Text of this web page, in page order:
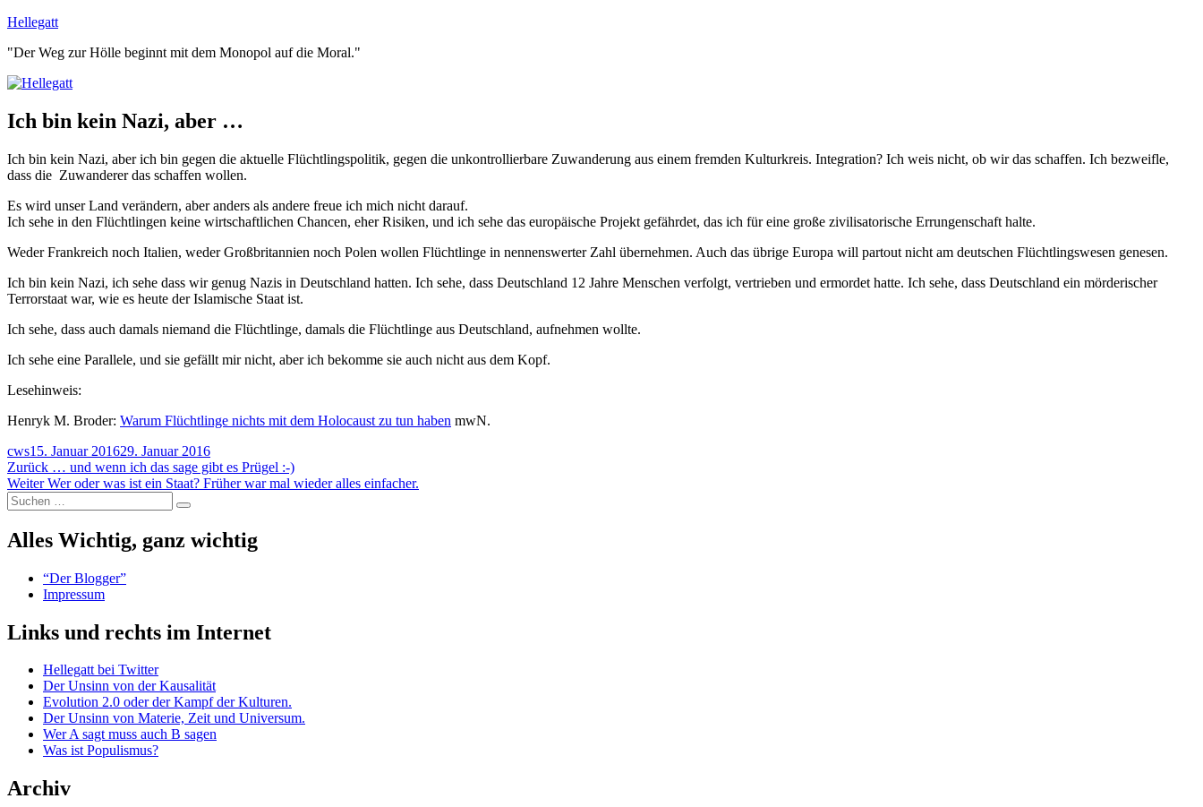
Zum
springen
Hellegatt
"Der Weg zur Hölle beginnt mit dem Monopol auf die Moral."
Ich bin kein Nazi, aber …
Ich bin kein Nazi, aber ich bin gegen die aktuelle Flüchtlingspolitik, gegen die unkontrollierbare Zuwanderung aus einem fremden Kulturkreis. Integration? Ich weis nicht, ob wir das schaffen. Ich bezweifle,
dass die Zuwanderer das schaffen wollen.
Es wird unser Land verändern, aber anders als andere freue ich mich nicht darauf.
Ich sehe in den Flüchtlingen keine wirtschaftlichen Chancen, eher Risiken, und ich sehe das europäische Projekt gefährdet, das ich für eine große zivilisatorische Errungenschaft halte.
Weder Frankreich noch Italien, weder Großbritannien noch Polen wollen Flüchtlinge in nennenswerter Zahl übernehmen. Auch das übrige Europa will partout nicht am deutschen Flüchtlingswesen genesen.
Ich bin kein Nazi, ich sehe dass wir genug Nazis in Deutschland hatten. Ich sehe, dass Deutschland 12 Jahre Menschen verfolgt, vertrieben und ermordet hatte. Ich sehe, dass Deutschland ein mörderischer
Terrorstaat war, wie es heute der Islamische Staat ist.
Ich sehe, dass auch damals niemand die Flüchtlinge, damals die Flüchtlinge aus Deutschland, aufnehmen wollte.
Ich sehe eine Parallele, und sie gefällt mir nicht, aber ich bekomme sie auch nicht aus dem Kopf.
Lesehinweis:
Henryk M. Broder: Warum Flüchtlinge nichts mit dem Holocaust zu tun haben mwN.
Autor
cwsVeröffentlicht
am
15. Januar 201629. Januar 2016
Beitragsnavigation
Zurück
Vorheriger
Beitrag:
… und wenn ich das sage gibt es Prügel :-)
Weiter Nächster
Beitrag:
Wer oder was ist ein Staat? Früher war mal wieder alles einfacher.
Suchen
nach:
Suchen
Alles Wichtig, ganz wichtig
“Der Blogger”
Impressum
Links und rechts im Internet
Hellegatt bei Twitter
Der Unsinn von der Kausalität
Evolution 2.0 oder der Kampf der Kulturen.
Der Unsinn von Materie, Zeit und Universum.
Wer A sagt muss auch B sagen
Was ist Populismus?
Archiv